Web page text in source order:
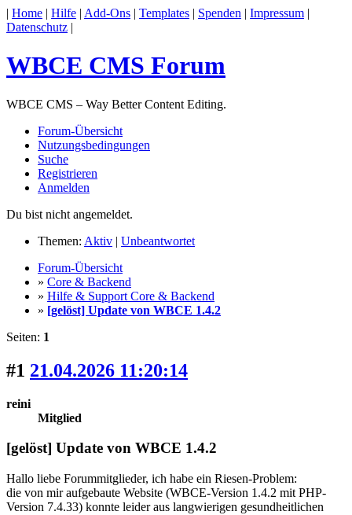
| Home | Hilfe | Add-Ons | Templates | Spenden | Impressum |
Datenschutz |
WBCE CMS Forum
WBCE CMS – Way Better Content Editing.
Forum-Übersicht
Nutzungsbedingungen
Suche
Registrieren
Anmelden
Du bist nicht angemeldet.
Themen: Aktiv | Unbeantwortet
Forum-Übersicht
» Core & Backend
» Hilfe & Support Core & Backend
» [gelöst] Update von WBCE 1.4.2
Seiten: 1
#1 21.04.2026 11:20:14
reini
Mitglied
[gelöst] Update von WBCE 1.4.2
Hallo liebe Forummitglieder, ich habe ein Riesen-Problem:
die von mir aufgebaute Website (WBCE-Version 1.4.2 mit PHP-
Version 7.4.33) konnte leider aus langwierigen gesundheitlichen